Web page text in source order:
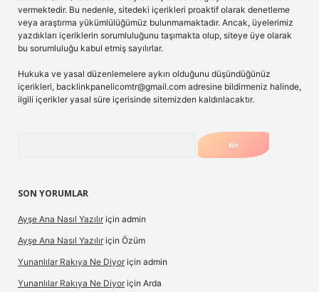
vermektedir. Bu nedenle, sitedeki içerikleri proaktif olarak denetleme
veya araştırma yükümlülüğümüz bulunmamaktadır. Ancak, üyelerimiz
yazdıkları içeriklerin sorumluluğunu taşımakta olup, siteye üye olarak
bu sorumluluğu kabul etmiş sayılırlar.
Hukuka ve yasal düzenlemelere aykırı olduğunu düşündüğünüz
içerikleri, backlinkpanelicomtr@gmail.com adresine bildirmeniz halinde,
ilgili içerikler yasal süre içerisinde sitemizden kaldırılacaktır.
SON YORUMLAR
Ayşe Ana Nasıl Yazılır için admin
Ayşe Ana Nasıl Yazılır için Özüm
Yunanlılar Rakıya Ne Diyor için admin
Yunanlılar Rakıya Ne Diyor için Arda